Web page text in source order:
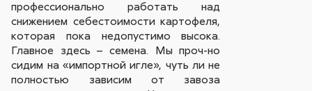
профессионально работать над
снижением себестоимости картофеля,
которая пока недопустимо высока.
Главное здесь – семена. Мы проч-но
сидим на «импортной игле», чуть ли не
полностью зависим от завоза